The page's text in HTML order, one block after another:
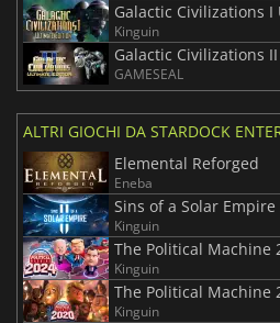
Galactic Civilizations
Kinguin
Galactic Civilizations
GAMESEAL
ALTRI GIOCHI DA STARDOCK
Elemental Reforged
Eneba
Sins of a Solar Empire
Kinguin
The Political Machine
Kinguin
The Political Machine
Kinguin